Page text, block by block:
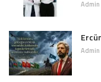
Admin
Admin